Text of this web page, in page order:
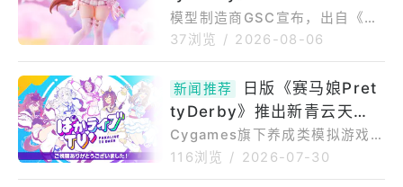
[不融的砂糖点心]奥斯顿真弓
模型 预定2027年9月贩售
模型制造商GSC宣布，出自《赛
马娘PrettyDerby》的「G.S.Co
购期间为2026年08月04日〜20
26年09月23日；商品发售日期
预定于2027年9月贩售。◆弹嫩
柔软甜点小真，现在正是应援的
好时机喔？出自游戏《赛马娘Pr
37浏览 / 2026-08-06
新闻推荐
日版《赛马娘Pret
tyDerby》推出新青云天
空、目白光明泳装以及故事活
动
Cygames旗下养成类模拟游戏
《赛马娘PrettyDerby（ウマ娘
116浏览 / 2026-07-30